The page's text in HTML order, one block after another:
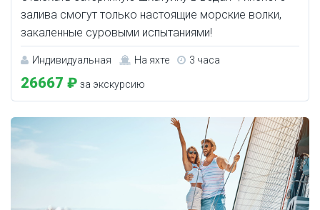
залива смогут только настоящие морские волки,
закаленные суровыми испытаниями!
Индивидуальная На яхте 3 часа
26667 ₽ за экскурсию